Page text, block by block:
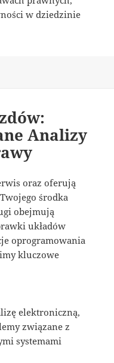
w dziedzinie
Analizy
oraz oferują
środka
obejmują
układów
oprogramowania
kluczowe
elektroniczną,
związane z
systemami